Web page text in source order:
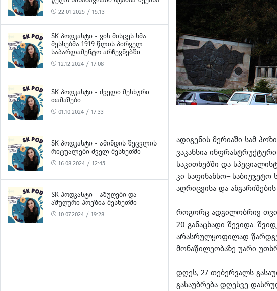
22.01.2025 / 15:13
SK ᲞᲝᲓᲙᲐᲡᲢᲘ - ᲕᲘᲡ ᲛᲘᲡᲪᲔᲡ ᲮᲛᲐ
ᲛᲔᲡᲮᲔᲑᲛᲐ 1919 ᲬᲚᲘᲡ ᲞᲘᲠᲕᲔᲚ
ᲡᲐᲞᲐᲠᲚᲐᲛᲔᲜᲢᲝ ᲐᲠᲩᲔᲕᲜᲔᲑᲨᲘ
12.12.2024 / 17:08
SK ᲞᲝᲓᲙᲐᲡᲢᲘ - ᲫᲕᲔᲚᲘ ᲛᲔᲡᲮᲣᲠᲘ
ᲗᲐᲛᲐᲨᲔᲑᲘ
01.10.2024 / 17:33
SK ᲞᲝᲓᲙᲐᲡᲢᲘ - ᲐᲛᲘᲜᲓᲘᲡ ᲨᲔᲪᲕᲚᲘᲡ
ᲠᲘᲢᲣᲐᲚᲔᲑᲘ ᲫᲕᲔᲚ ᲛᲔᲡᲮᲔᲗᲨᲘ
16.08.2024 / 12:45
SK ᲞᲝᲓᲙᲐᲡᲢᲘ - ᲐᲨᲣᲦᲔᲑᲘ ᲓᲐ
ᲐᲨᲣᲦᲣᲠᲘ ᲞᲝᲔᲖᲘᲐ ᲛᲔᲡᲮᲔᲗᲨᲘ
10.07.2024 / 19:28
ადიგენის მერიაში სამ
ვაკანსია
საკითხებში და
კი საფინანსო–
აღრიცვისა და
როგორც ადგილობრივ
20 განაცხადი შევიდა.
არასრულყოფილად
მონაწილეობაზე უარი
დღეს, 27 თებერვალს
გასაუბრება დღესვე